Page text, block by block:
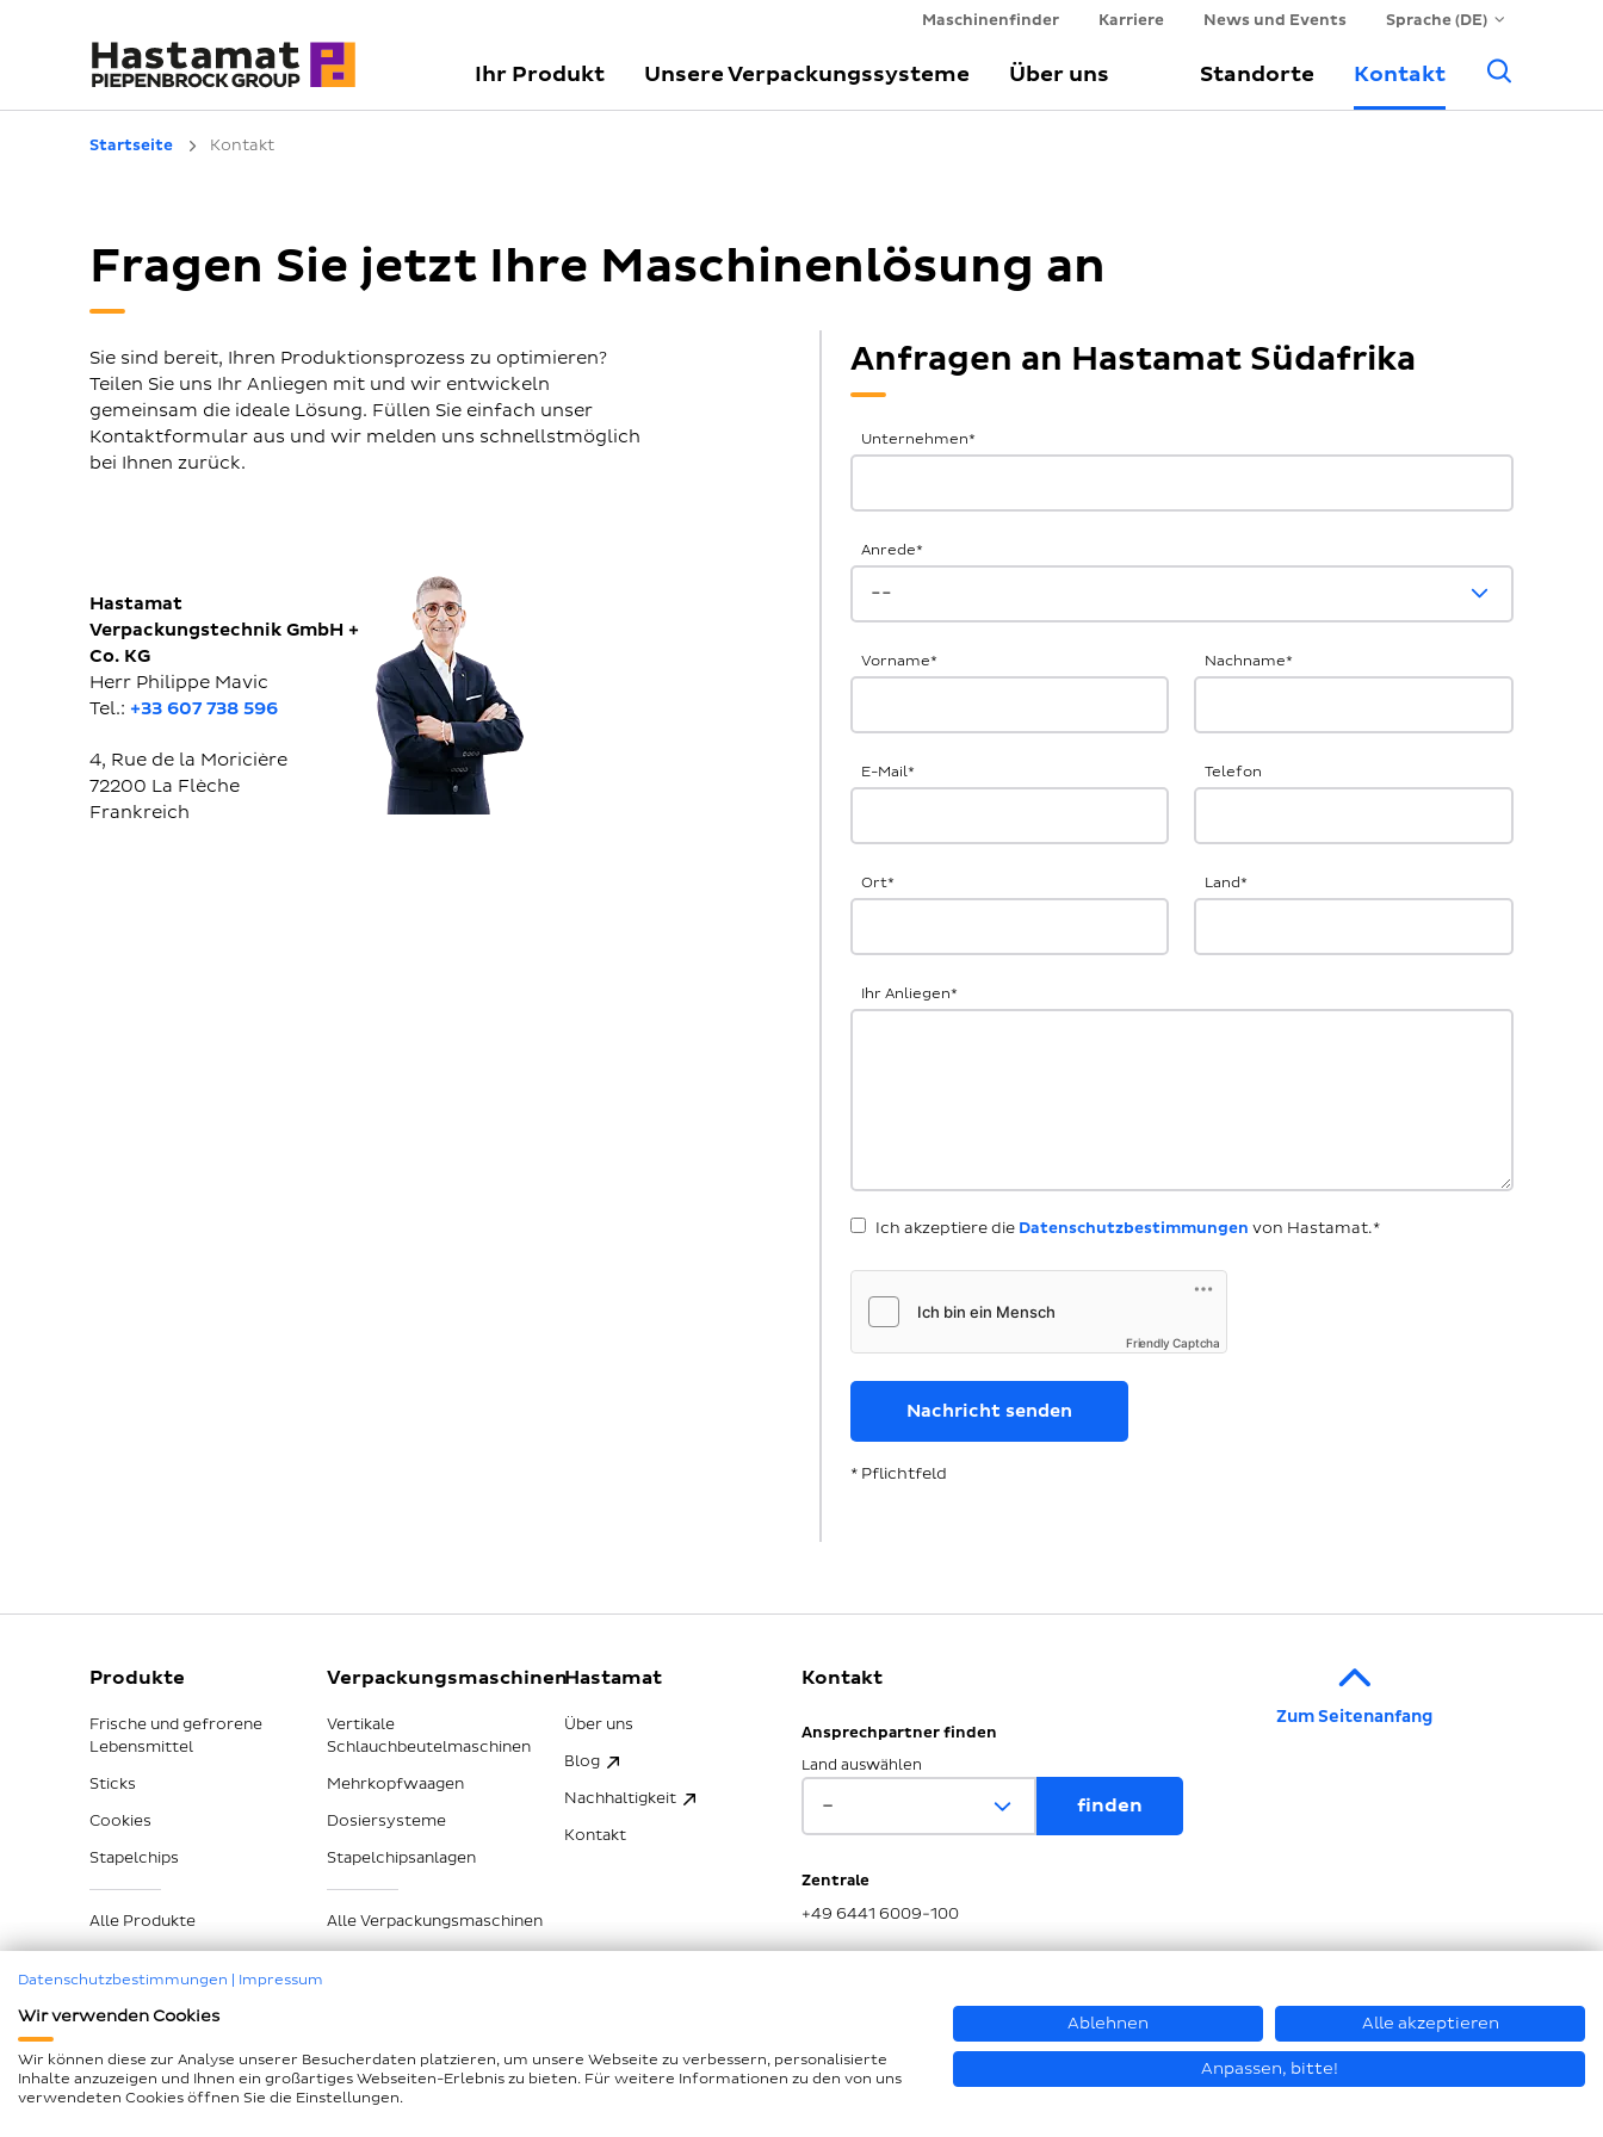
Maschinenfinder Karriere News und Events Sprache (DE)
Ihr Produkt Unsere Verpackungssysteme Über uns Standorte Kontakt
Startseite Kontakt
Fragen Sie jetzt Ihre Maschinenlösung an
Sie sind bereit, Ihren Produktionsprozess zu optimieren?
Teilen Sie uns Ihr Anliegen mit und wir entwickeln
gemeinsam die ideale Lösung. Füllen Sie einfach unser
Kontaktformular aus und wir melden uns schnellstmöglich
bei Ihnen zurück.
Hastamat
Verpackungstechnik GmbH +
Co. KG
Herr Philippe Mavic
Tel.: +33 607 738 596
4, Rue de la Moricière
72200 La Flèche
Frankreich
Anfragen an Hastamat Südafrika
Allgemeine
Anfrage
Unternehmen*
Anrede*
Vorname* Nachname*
E-Mail* Telefon
Ort* Land*
Ihr Anliegen*
Ich akzeptiere die Datenschutzbestimmungen von Hastamat.*
Friendly Captcha
* Pflichtfeld
Produkte
Frische und gefrorene
Lebensmittel
Sticks
Cookies
Stapelchips
Alle Produkte
Verpackungsmaschinen
Vertikale
Schlauchbeutelmaschinen
Mehrkopfwaagen
Dosiersysteme
Stapelchipsanlagen
Alle Verpackungsmaschinen
Hastamat
Über uns
Blog
Nachhaltigkeit
Kontakt
Kontakt
Ansprechpartner finden
Land auswählen
Zentrale
+49 6441 6009-100
Zum Seitenanfang
Impressum Datenschutz Compliance
AEB und LkSG
Barrierefreiheitserklärung
Seitenübersicht
© Hastamat Verpackungstechnik GmbH + Co. KG 2026
Datenschutzbestimmungen Impressum
Wir verwenden Cookies
Wir können diese zur Analyse unserer Besucherdaten platzieren, um unsere Webseite zu verbessern, personalisierte
Inhalte anzuzeigen und Ihnen ein großartiges Webseiten-Erlebnis zu bieten. Für weitere Informationen zu den von uns
verwendeten Cookies öffnen Sie die Einstellungen.
Ablehnen Alle akzeptieren
Anpassen, bitte!